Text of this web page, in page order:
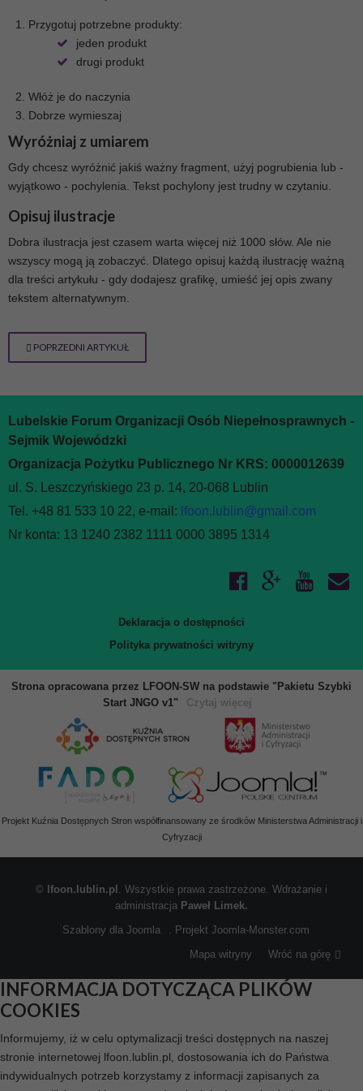
Przygotuj potrzebne produkty:
jeden produkt
drugi produkt
Włóż je do naczynia
Dobrze wymieszaj
Wyróżniaj z umiarem
Gdy chcesz wyróżnić jakiś ważny fragment, użyj pogrubienia lub -
wyjątkowo - pochylenia. Tekst pochylony jest trudny w czytaniu.
Opisuj ilustracje
Dobra ilustracja jest czasem warta więcej niż 1000 słów. Ale nie
wszyscy mogą ją zobaczyć. Dlatego opisuj każdą ilustrację ważną
dla treści artykułu - gdy dodajesz grafikę, umieść jej opis zwany
tekstem alternatywnym.
POPRZEDNI ARTYKUŁ
Lubelskie Forum Organizacji Osób Niepełnosprawnych -
Sejmik Wojewódzki
Organizacja Pożytku Publicznego Nr KRS: 0000012639
ul. S. Leszczyńskiego 23 p. 14, 20-068 Lublin
Tel. +48 81 533 10 22, e-mail: lfoon.lublin@gmail.com
Nr konta: 13 1240 2382 1111 0000 3895 1314
Deklaracja o dostępności
Polityka prywatności witryny
Strona opracowana przez LFOON-SW na podstawie "Pakietu Szybki
Start JNGO v1"
Czytaj więcej
Projekt Kuźnia Dostępnych Stron współfinansowany ze środków Ministerstwa Administracji i
Cyfryzacji
© lfoon.lublin.pl . Wszystkie prawa zastrzeżone. Wdrażanie i
administracja Paweł Limek.
Szablony dla Joomla
. Projekt Joomla-Monster.com
Mapa witryny
Wróć na górę
INFORMACJA DOTYCZĄCA PLIKÓW
COOKIES
Informujemy, iż w celu optymalizacji treści dostępnych na naszej
stronie internetowej lfoon.lublin.pl, dostosowania ich do Państwa
indywidualnych potrzeb korzystamy z informacji zapisanych za